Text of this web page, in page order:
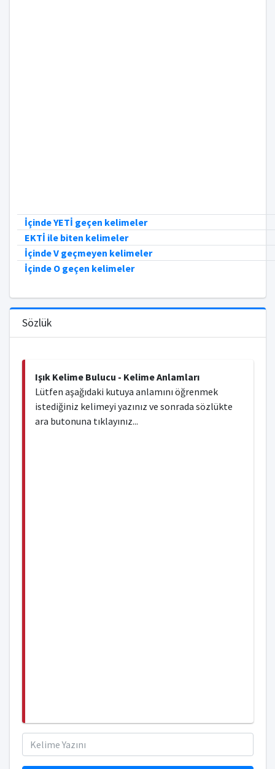
İçinde YETİ geçen kelimeler
EKTİ ile biten kelimeler
İçinde V geçmeyen kelimeler
İçinde O geçen kelimeler
Sözlük
Işık Kelime Bulucu - Kelime Anlamları
Lütfen aşağıdaki kutuya anlamını öğrenmek
istediğiniz kelimeyi yazınız ve sonrada sözlükte
ara butonuna tıklayınız...